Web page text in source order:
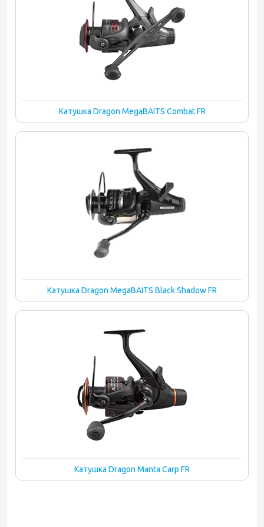
Катушка Dragon MegaBAITS Combat FR
Катушка Dragon MegaBAITS Black Shadow FR
Катушка Dragon Manta Carp FR